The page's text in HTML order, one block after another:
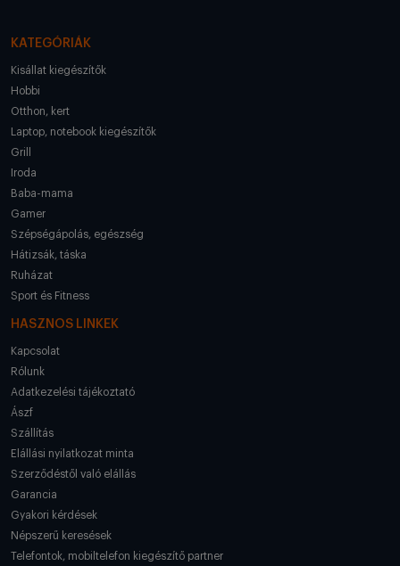
KATEGÓRIÁK
Kisállat kiegészítők
Hobbi
Otthon, kert
Laptop, notebook kiegészítők
Grill
Iroda
Baba-mama
Gamer
Szépségápolás, egészség
Hátizsák, táska
Ruházat
Sport és Fitness
HASZNOS LINKEK
Kapcsolat
Rólunk
Adatkezelési tájékoztató
Ászf
Szállítás
Elállási nyilatkozat minta
Szerződéstől való elállás
Garancia
Gyakori kérdések
Népszerű keresések
Telefontok, mobiltelefon kiegészítő partner